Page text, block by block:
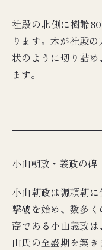
社殿の北側に樹齢
ります。木が社殿
状のように切り詰
ます。
小山朝政・義政の碑
小山朝政は源頼朝
撃破を始め、数多
裔である小山義政
山氏の全盛期を築